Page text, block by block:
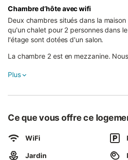
Chambre d’hôte avec wifi
Deux chambres situés dans la
qu'un chalet pour 2 personnes dans le jardin. Les 2
l'étage sont dotées d'un salon.
La chambre 2 est en mezzanine.
chambres indépendant. Donia et Alain vous accueillent pour le
des 2 Caps à 9 km de Wissant.
coucher 2 personnes
Réfrigérateur et micro ondes
Plus
Ce que vous offre ce
WiFi
Jardin